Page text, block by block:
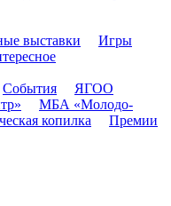
выставки
Игры
События
ЯГОО
МБА «Молодо-
копилка
Премии